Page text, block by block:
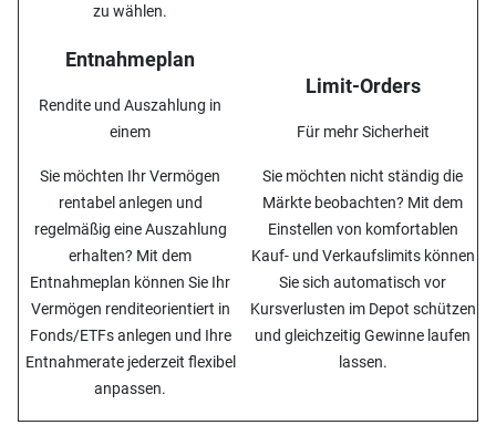
zu wählen.
Entnahmeplan
Rendite und Auszahlung in
einem
Sie möchten Ihr Vermögen
rentabel anlegen und
regelmäßig eine Auszahlung
erhalten? Mit dem
Entnahmeplan können Sie Ihr
Vermögen renditeorientiert in
Fonds/ETFs anlegen und Ihre
Entnahmerate jederzeit flexibel
anpassen.
Limit-Orders
Für mehr Sicherheit
Sie möchten nicht ständig die
Märkte beobachten? Mit dem
Einstellen von komfortablen
Kauf- und Verkaufslimits können
Sie sich automatisch vor
Kursverlusten im Depot schützen
und gleichzeitig Gewinne laufen
lassen.